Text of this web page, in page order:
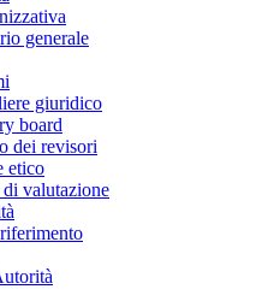
generale
giuridico
board
dei revisori
etico
valutazione